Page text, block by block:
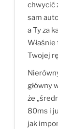
chwycić
sam
a Ty za
Twojej
główny
że
80ms i
jak